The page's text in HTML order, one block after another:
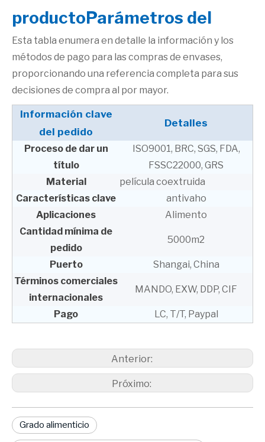
productoParámetros del
Esta tabla enumera en detalle la información y los
métodos de pago para las compras de envases,
proporcionando una referencia completa para sus
decisiones de compra al por mayor.
Información clave
del pedido
Detalles
Proceso de dar un
título
ISO9001, BRC, SGS, FDA,
FSSC22000, GRS
Material
película coextruida
Características clave
antivaho
Aplicaciones
Alimento
Cantidad mínima de
pedido
5000m2
Puerto
Shangai, China
Términos comerciales
internacionales
MANDO, EXW, DDP, CIF
Pago LC, T/T, Paypal
Anterior:
Próximo:
Grado alimenticio